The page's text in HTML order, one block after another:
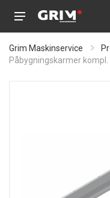
Grim Maskinservice
Påbygningskarmer